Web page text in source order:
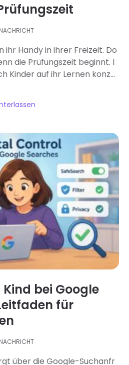
NACHRICHT
ihr Handy in ihrer Freizeit. Do
die Prüfungszeit beginnt. I
Kinder auf ihr Lernen konze
sie dabei ab, denn es kost
beeinflusst auch die Konze
deshalb Schwierigkeite
der Prüfungszeit wichti
Regeln für ihre Kinder
Handyregeln in der Prüfu
Das Handy lenkt während de
Kinder…
bei Google
für
NACHRICHT
über die Google-Suchanfr